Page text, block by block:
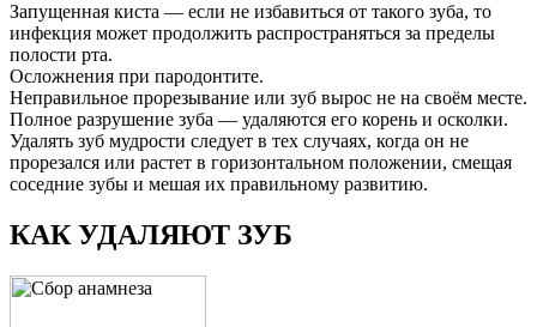
Запущенная киста — если не избавиться от такого зуба, то
инфекция может продолжить распространяться за пределы
полости рта.
Осложнения при пародонтите.
Неправильное прорезывание или зуб вырос не на своём месте.
Полное разрушение зуба — удаляются его корень и осколки.
Удалять зуб мудрости следует в тех случаях, когда он не
прорезался или растет в горизонтальном положении, смещая
соседние зубы и мешая их правильному развитию.
КАК УДАЛЯЮТ ЗУБ